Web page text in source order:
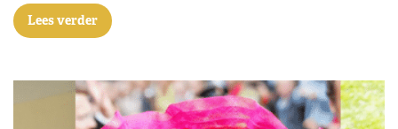
Lees verder